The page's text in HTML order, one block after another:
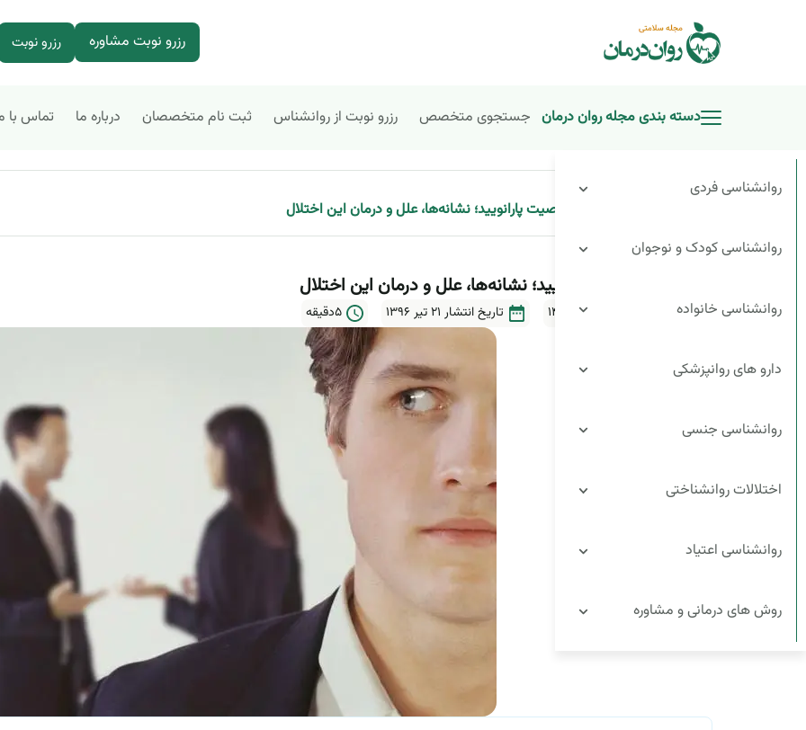
رزرو نوبت مشاوره رزرو نوبت
دسته بندی مجله روان درمان جستجوی متخصص رزرو نوبت از روانشناس ثبت نام متخصصان درباره ما تماس با
روانشناسی فردی
روانشناسی کودک و نوجوان
روانشناسی خانواده
دارو های روانپزشکی
روانشناسی جنسی
اختلالات روانشناختی
روانشناسی اعتیاد
روش های درمانی و مشاوره
اختلال شخصیت پارانویید؛ نشانه‌ها، علل و درمان این اختلال
اختلال شخصیت پارانویید؛ نشانه‌ها، علل و درمان این اختلال
آخرین بروزرسانی ۳۱ تیر ۱۴۰۴ تاریخ انتشار 21 تیر 1396 5دقیقه